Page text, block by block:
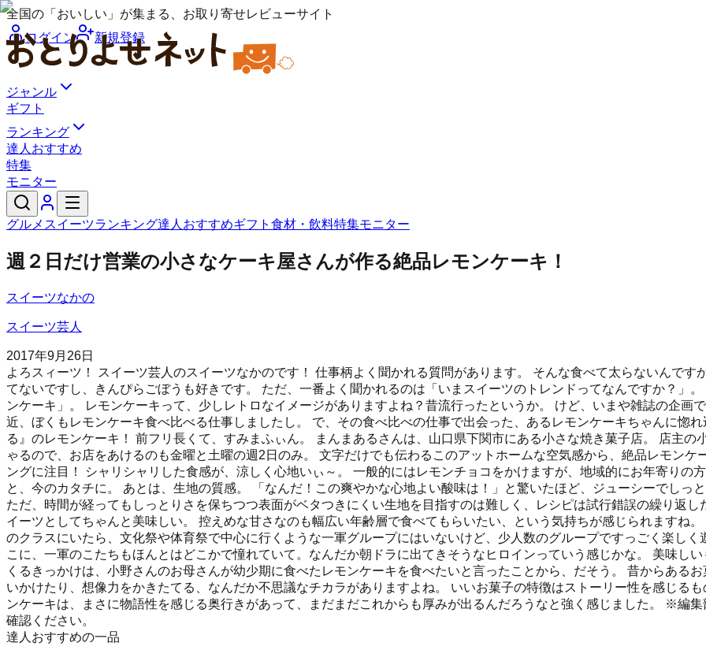
全国の「おいしい」が集まる、お取り寄せレビューサイト
ログイン
新規登録
ジャンル
ギフト
ランキング
達人おすすめ
特集
モニター
グルメ スイーツランキング達人おすすめギフト 食材・飲料特集モニター
週２日だけ営業の小さなケーキ屋さんが作る絶品レモンケーキ！
スイーツなかの
スイーツ芸人
2017年9月26日
よろスィーツ！ スイーツ芸人のスイーツなかのです！ 仕事柄よく聞かれる質問があります。 そんな食べて太らないんで
てないですし、きんぴらごぼうも好きです。 ただ、一番よく聞かれるのは「いまスイーツのトレンドってなんですか？」
ンケーキ」。 レモンケーキって、少しレトロなイメージがありますよね？昔流行ったというか。 けど、いまや雑誌の企画
近、ぼくもレモンケーキ食べ比べる仕事しましたし。 で、その食べ比べの仕事で出会った、あるレモンケーキちゃんに惚
る』のレモンケーキ！ 前フリ長くて、すみまふぃん。 まんまあるさんは、山口県下関市にある小さな焼き菓子店。 店主
ゃるので、お店をあけるのも金曜と土曜の週2日のみ。 文字だけでも伝わるこのアットホームな空気感から、絶品レモン
ングに注目！ シャリシャリした食感が、涼しく心地いぃ～。 一般的にはレモンチョコをかけますが、地域的にお年寄りの
と、今のカタチに。 あとは、生地の質感。 「なんだ！この爽やかな心地よい酸味は！」と驚いたほど、ジューシーでしっ
ただ、時間が経ってもしっとりさを保ちつつ表面がベタつきにくい生地を目指すのは難しく、レシピは試行錯誤の繰り返
イーツとしてちゃんと美味しい。 控えめな甘さなのも幅広い年齢層で食べてもらいたい、という気持ちが感じられますね
のクラスにいたら、文化祭や体育祭で中心に行くような一軍グループにはいないけど、少人数のグループですっごく楽し
こに、一軍のこたちもほんとはどこかで憧れていて。なんだか朝ドラに出てきそうなヒロインっていう感じかな。 美味し
くるきっかけは、小野さんのお母さんが幼少期に食べたレモンケーキを食べたいと言ったことから、だそう。 昔からある
いかけたり、想像力をかきたてる、なんだか不思議なチカラがありますよね。 いいお菓子の特徴はストーリー性を感じる
ンケーキは、まさに物語性を感じる奥行きがあって、まだまだこれからも厚みが出るんだろうなと強く感じました。 ※編
確認ください。
達人おすすめの一品